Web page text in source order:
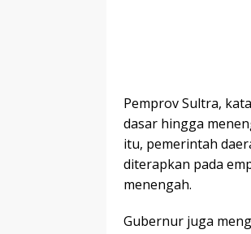
Pemprov Sultra,
dasar hingga
itu, pemerintah
diterapkan pada
menengah.
Gubernur juga